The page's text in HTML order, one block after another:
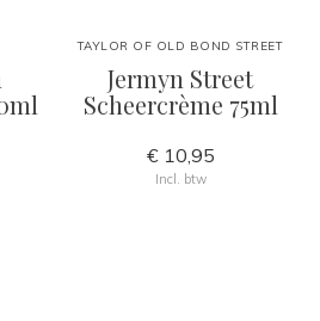
TAYLOR OF OLD BOND STREET
Jermyn Street
Scheercrème 75ml
€ 10,95
Incl. btw